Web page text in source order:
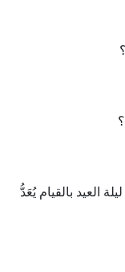
بالقيام يُعَدُّ